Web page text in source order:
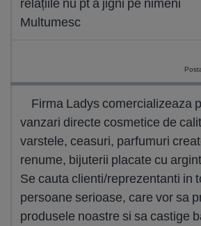
Multumesc
Firma Ladys comercializeaza
vanzari directe cosmetice de
varstele, ceasuri, parfumuri
renume, bijuterii placate cu
Se cauta clienti/reprezentanti in
persoane serioase, care vor sa
produsele noastre si sa castige